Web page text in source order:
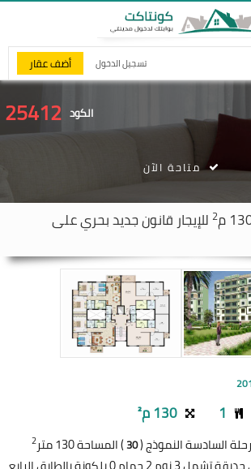
تسجيل الدخول أضف عقار
الكود 25412
2 للإيجار قانون جديد بحري على
متاحة الآن
1 130 م²
السادسة النموذج (30) المساحة 130 متر 2